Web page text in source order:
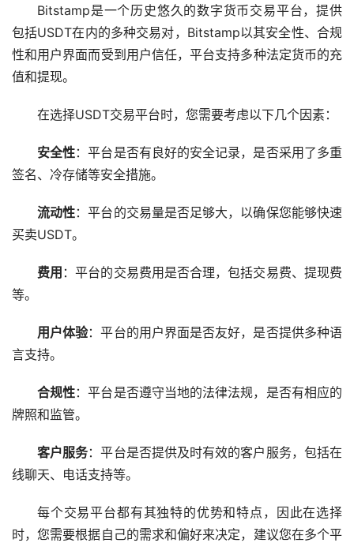
Bitstamp是一个历史悠久的数字货币交易平台，提供
包括USDT在内的多种交易对，Bitstamp以其安全性、合规
性和用户界面而受到用户信任，平台支持多种法定货币的充
值和提现。
在选择USDT交易平台时，您需要考虑以下几个因素：
安全性：平台是否有良好的安全记录，是否采用了多重
签名、冷存储等安全措施。
流动性：平台的交易量是否足够大，以确保您能够快速
买卖USDT。
费用 ：平台的交易费用是否合理，包括交易费、提现费
等。
用户体验：平台的用户界面是否友好，是否提供多种语
言支持。
合规性：平台是否遵守当地的法律法规，是否有相应的
牌照和监管。
客户服务：平台是否提供及时有效的客户服务，包括在
线聊天、电话支持等。
每个交易平台都有其独特的优势和特点，因此在选择
时，您需要根据自己的需求和偏好来决定，建议您在多个平